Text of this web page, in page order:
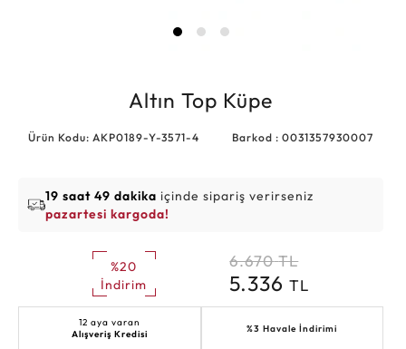
Altın Top Küpe
Ürün Kodu: AKP0189-Y-3571-4 Barkod : 0031357930007
19 saat 49 dakika içinde sipariş verirseniz
pazartesi kargoda!
%20
İndirim
6.670 TL
5.336TL
12 aya varan
Alışveriş Kredisi
%3 Havale İndirimi